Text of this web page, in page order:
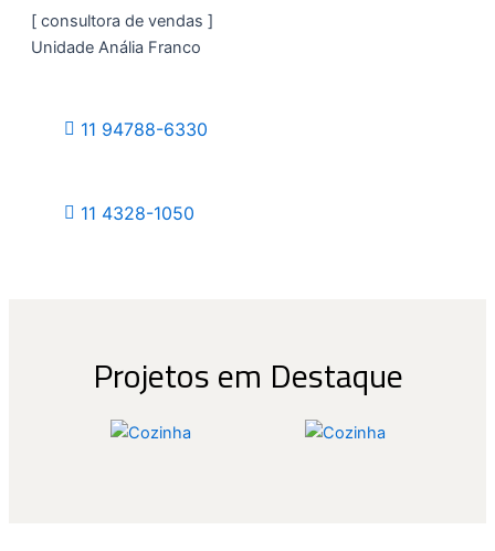
[ consultora de vendas ]
Unidade Anália Franco
11 94788-6330
11 4328-1050
Projetos em Destaque